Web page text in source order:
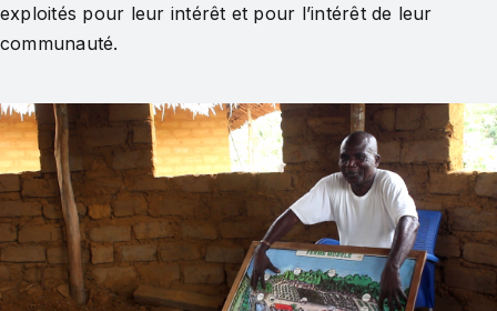
exploités pour leur intérêt et pour l’intérêt de leur
communauté.